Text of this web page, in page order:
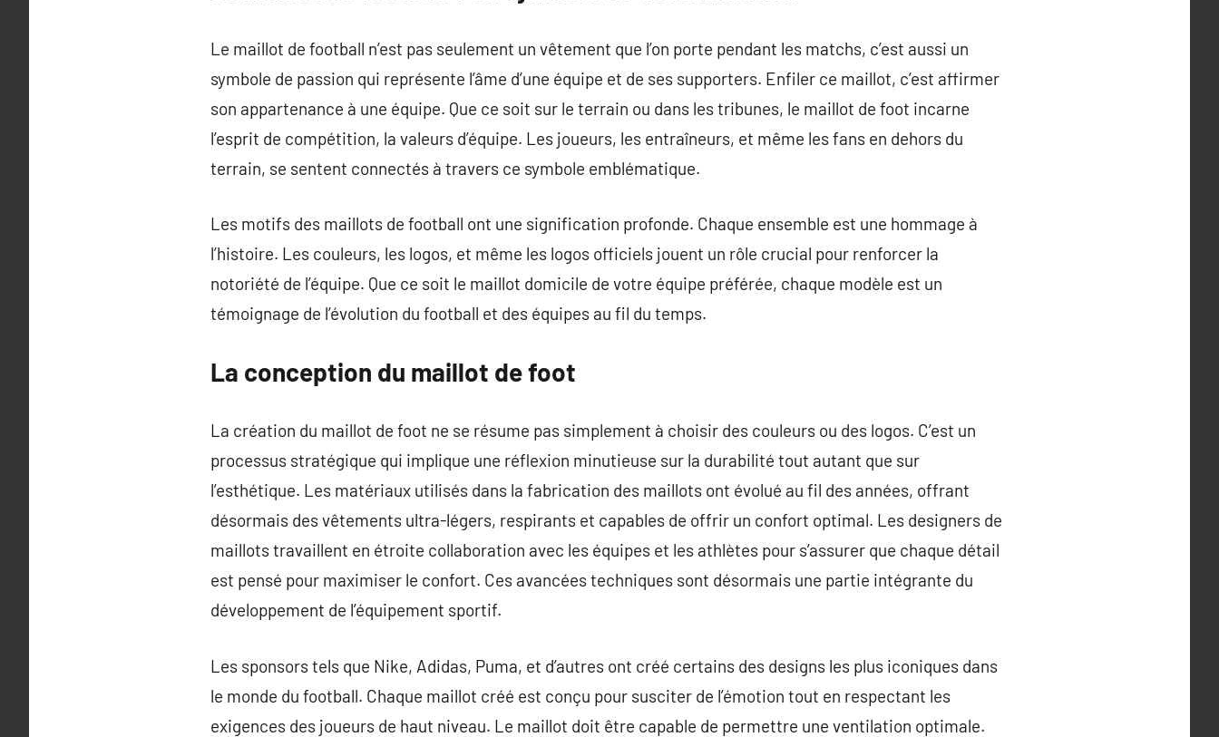
Le maillot de football n’est pas seulement un vêtement que l’on porte pendant les matchs, c’est aussi un
symbole de passion qui représente l’âme d’une équipe et de ses supporters. Enfiler ce maillot, c’est affirmer
son appartenance à une équipe. Que ce soit sur le terrain ou dans les tribunes, le maillot de foot incarne
l’esprit de compétition, la valeurs d’équipe. Les joueurs, les entraîneurs, et même les fans en dehors du
terrain, se sentent connectés à travers ce symbole emblématique.
Les motifs des maillots de football ont une signification profonde. Chaque ensemble est une hommage à
l’histoire. Les couleurs, les logos, et même les logos officiels jouent un rôle crucial pour renforcer la
notoriété de l’équipe. Que ce soit le maillot domicile de votre équipe préférée, chaque modèle est un
témoignage de l’évolution du football et des équipes au fil du temps.
La conception du maillot de foot
La création du maillot de foot ne se résume pas simplement à choisir des couleurs ou des logos. C’est un
processus stratégique qui implique une réflexion minutieuse sur la durabilité tout autant que sur
l’esthétique. Les matériaux utilisés dans la fabrication des maillots ont évolué au fil des années, offrant
désormais des vêtements ultra-légers, respirants et capables de offrir un confort optimal. Les designers de
maillots travaillent en étroite collaboration avec les équipes et les athlètes pour s’assurer que chaque détail
est pensé pour maximiser le confort. Ces avancées techniques sont désormais une partie intégrante du
développement de l’équipement sportif.
Les sponsors tels que Nike, Adidas, Puma, et d’autres ont créé certains des designs les plus iconiques dans
le monde du football. Chaque maillot créé est conçu pour susciter de l’émotion tout en respectant les
exigences des joueurs de haut niveau. Le maillot doit être capable de permettre une ventilation optimale.